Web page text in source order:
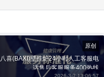
原创
八喜(BAXI)壁挂炉24小时人工客服电
话售后客服服务400热线
2026-3-7 13:06:57